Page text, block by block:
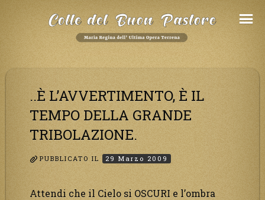
..È L’AVVERTIMENTO, È IL
TEMPO DELLA GRANDE
TRIBOLAZIONE.
PUBBLICATO IL 29 Marzo 2009
Attendi che il Cielo si OSCURI e l’ombra